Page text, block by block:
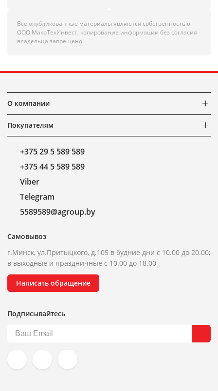
Все опубликованные материалы являются собственностью
ООО МакоТехИнвест, копирование информации без согласия
владельца запрещено.
О компании
Покупателям
+375 29 5 589 589
+375 44 5 589 589
Viber
Telegram
5589589@agroup.by
Самовывоз
г.Минск, ул.Притыцкого, д.105 в будние дни с 10.00 до 20.00;
в выходные и праздничные с 10.00 до 18.00
Написать обращение
Подписывайтесь